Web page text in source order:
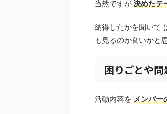
当然ですが 決めたテ
納得したかを聞いて
も見るのが良いかと
困りごとや
活動内容を メンバー